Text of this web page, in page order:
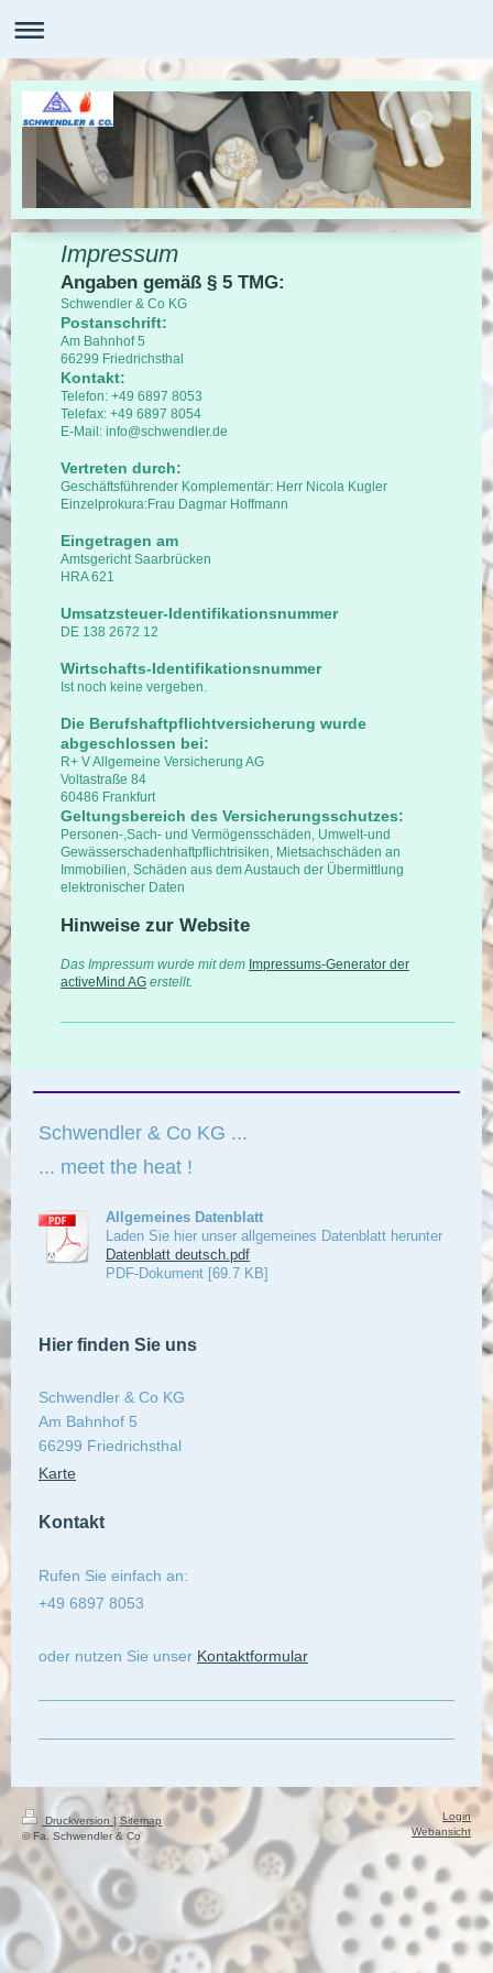
Impressum
Angaben gemäß § 5 TMG:
Schwendler & Co KG
Postanschrift:
Am Bahnhof 5
66299 Friedrichsthal
Kontakt:
Telefon: +49 6897 8053
Telefax: +49 6897 8054
E-Mail: info@schwendler.de
Vertreten durch:
Geschäftsführender Komplementär: Herr Nicola Kugler
Einzelprokura:Frau Dagmar Hoffmann
Eingetragen am
Amtsgericht Saarbrücken
HRA 621
Umsatzsteuer-Identifikationsnummer
DE 138 2672 12
Wirtschafts-Identifikationsnummer
Ist noch keine vergeben.
Die Berufshaftpflichtversicherung wurde
abgeschlossen bei:
R+ V Allgemeine Versicherung AG
Voltastraße 84
60486 Frankfurt
Geltungsbereich des Versicherungsschutzes:
Personen-,Sach- und Vermögensschäden, Umwelt-und
Gewässerschadenhaftpflichtrisiken, Mietsachschäden an
Immobilien, Schäden aus dem Austauch der Übermittlung
elektronischer Daten
Hinweise zur Website
Das Impressum wurde mit dem Impressums-Generator der
activeMind AG erstellt.
Schwendler & Co KG ...
... meet the heat !
Allgemeines Datenblatt
Laden Sie hier unser allgemeines Datenblatt herunter
Datenblatt deutsch.pdf
PDF-Dokument [69.7 KB]
Hier finden Sie uns
Schwendler & Co KG
Am Bahnhof 5
66299 Friedrichsthal
Karte
Kontakt
Rufen Sie einfach an:
+49 6897 8053
oder nutzen Sie unser Kontaktformular
Druckversion
Sitemap
© Fa. Schwendler & Co
Login
Webansicht